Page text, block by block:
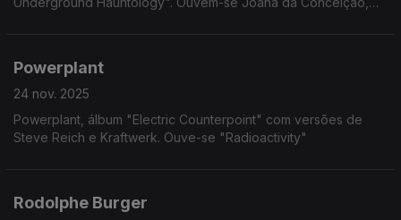
Powerplant
24 nov. 2025
Powerplant, álbum "Electric Counterpoint" com versões de
Steve Reich e Kraftwerk. Ouve-se "Radioactivity"
Rodolphe Burger